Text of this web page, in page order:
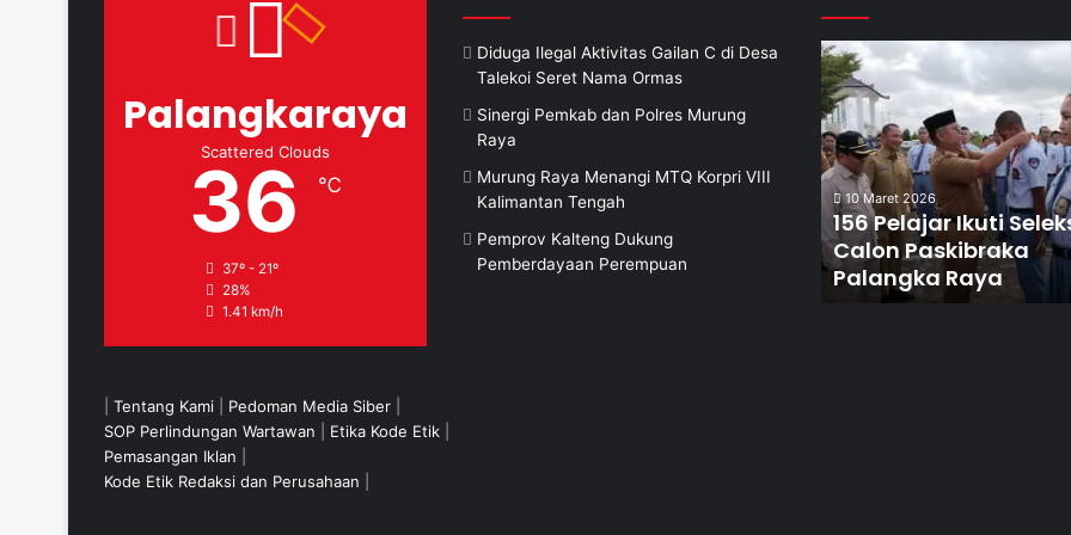
Palangkaraya
Scattered Clouds
36 ℃
37º - 21º
28%
1.41 km/h
Diduga Ilegal Aktivitas Gailan C di Desa
Talekoi Seret Nama Ormas
Sinergi Pemkab dan Polres Murung
Raya
Murung Raya Menangi MTQ Korpri VIII
Kalimantan Tengah
Pemprov Kalteng Dukung
Pemberdayaan Perempuan
10 Maret 2026
156 Pelajar Ikuti
Calon Paskibraka
Palangka Raya
Tentang Kami Pedoman Media Siber
SOP Perlindungan Wartawan
Etika Kode Etik
Pemasangan Iklan
Kode Etik Redaksi dan Perusahaan